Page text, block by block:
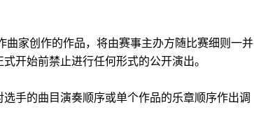
家创作的作品，将由赛事主办方随比赛细则一并
开始前禁止进行任何形式的公开演出。
手的曲目演奏顺序或单个作品的乐章顺序作出调